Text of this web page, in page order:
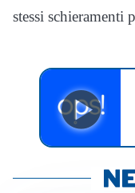
stessi schieramenti